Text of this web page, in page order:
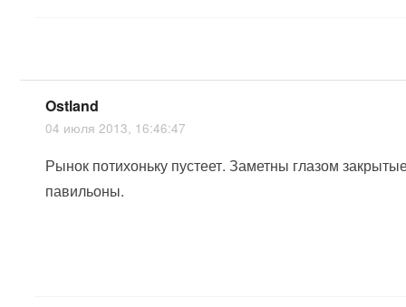
Ostland
04 июля 2013, 16:46:47
Рынок потихоньку пустеет. Заметны глазом
павильоны.